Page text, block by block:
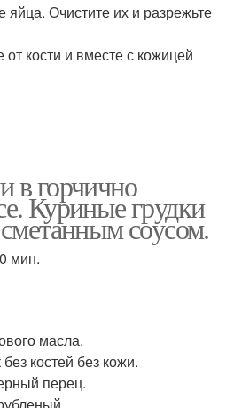
яйца. Очистите их и разрежьте
от кости и вместе с кожицей
в горчично
Куриные грудки
соусом.
мин.
масла.
костей без кожи.
перец.